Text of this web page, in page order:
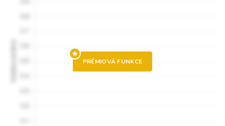
PRÉMIOVÁ FUNKCE